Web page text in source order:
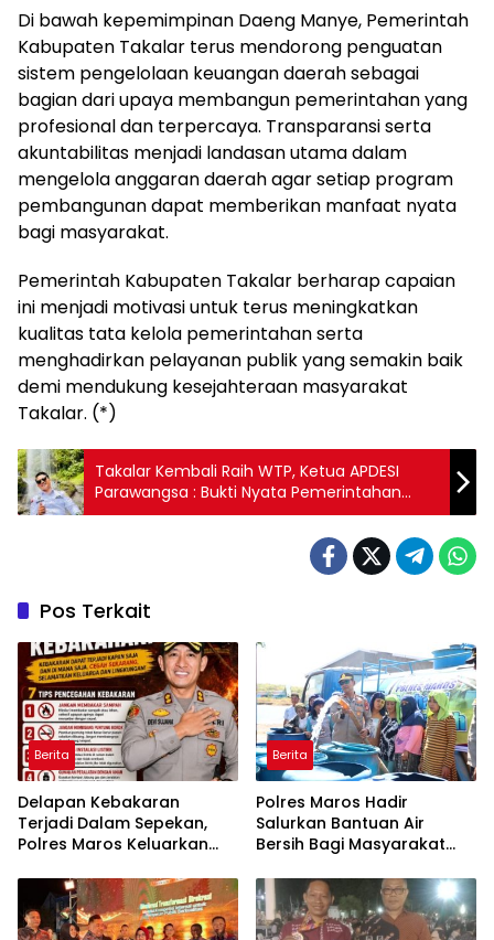
Di bawah kepemimpinan Daeng Manye, Pemerintah
Kabupaten Takalar terus mendorong penguatan
sistem pengelolaan keuangan daerah sebagai
bagian dari upaya membangun pemerintahan yang
profesional dan terpercaya. Transparansi serta
akuntabilitas menjadi landasan utama dalam
mengelola anggaran daerah agar setiap program
pembangunan dapat memberikan manfaat nyata
bagi masyarakat.
Pemerintah Kabupaten Takalar berharap capaian
ini menjadi motivasi untuk terus meningkatkan
kualitas tata kelola pemerintahan serta
menghadirkan pelayanan publik yang semakin baik
demi mendukung kesejahteraan masyarakat
Takalar. (*)
Takalar Kembali Raih WTP, Ketua APDESI
Parawangsa : Bukti Nyata Pemerintahan
yang Bersih,Cepat dan Berintegritas
Pos Terkait
Berita
Delapan Kebakaran
Terjadi Dalam Sepekan,
Polres Maros Keluarkan
Masyarakat
Berita
Polres Maros Hadir
Salurkan Bantuan Air
Bersih Bagi Masyarakat
Di Maros